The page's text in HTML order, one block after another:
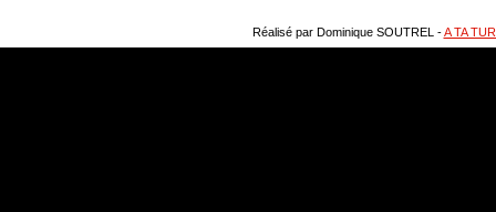
Réalisé par Dominique SOUTREL -A TA